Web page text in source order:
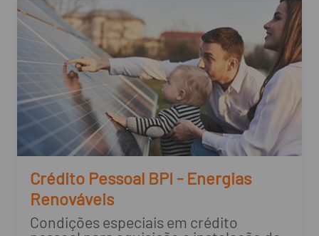
Crédito Pessoal BPI - Energias
Renováveis
Condições especiais em crédito